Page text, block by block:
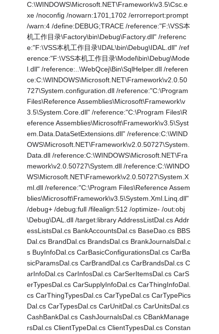
C:\WINDOWS\Microsoft.NET\Framework\v3.5\Csc.e
xe /noconfig /nowarn:1701,1702 /errorreport:prompt
/warn:4 /define:DEBUG;TRACE /reference:"F:\VSS本
机工作目录\Factory\bin\Debug\Factory.dll" /referenc
e:"F:\VSS本机工作目录\IDAL\bin\Debug\IDAL.dll" /ref
erence:"F:\VSS本机工作目录\Model\bin\Debug\Mode
l.dll" /reference:..\WebQcej\Bin\SqlHelper.dll /referen
ce:C:\WINDOWS\Microsoft.NET\Framework\v2.0.50
727\System.configuration.dll /reference:"C:\Program
Files\Reference Assemblies\Microsoft\Framework\v
3.5\System.Core.dll" /reference:"C:\Program Files\R
eference Assemblies\Microsoft\Framework\v3.5\Syst
em.Data.DataSetExtensions.dll" /reference:C:\WIND
OWS\Microsoft.NET\Framework\v2.0.50727\System.
Data.dll /reference:C:\WINDOWS\Microsoft.NET\Fra
mework\v2.0.50727\System.dll /reference:C:\WINDO
WS\Microsoft.NET\Framework\v2.0.50727\System.X
ml.dll /reference:"C:\Program Files\Reference Assem
blies\Microsoft\Framework\v3.5\System.Xml.Linq.dll"
/debug+ /debug:full /filealign:512 /optimize- /out:obj
\Debug\DAL.dll /target:library AddressListDal.cs Addr
essListsDal.cs BankAccountsDal.cs BaseDao.cs BBS
Dal.cs BrandDal.cs BrandsDal.cs BrankJournalsDal.c
s BuyInfoDal.cs CarBasicConfigurationsDal.cs CarBa
sicParamsDal.cs CarBrandDal.cs CarBrandsDal.cs C
arInfoDal.cs CarInfosDal.cs CarSerItemsDal.cs CarS
erTypesDal.cs CarSupplyInfoDal.cs CarThingInfoDal.
cs CarThingTypesDal.cs CarTypeDal.cs CarTypePics
Dal.cs CarTypesDal.cs CarUnitDal.cs CarUnitsDal.cs
CashBankDal.cs CashJournalsDal.cs CBankManage
rsDal.cs ClientTypeDal.cs ClientTypesDal.cs Constan